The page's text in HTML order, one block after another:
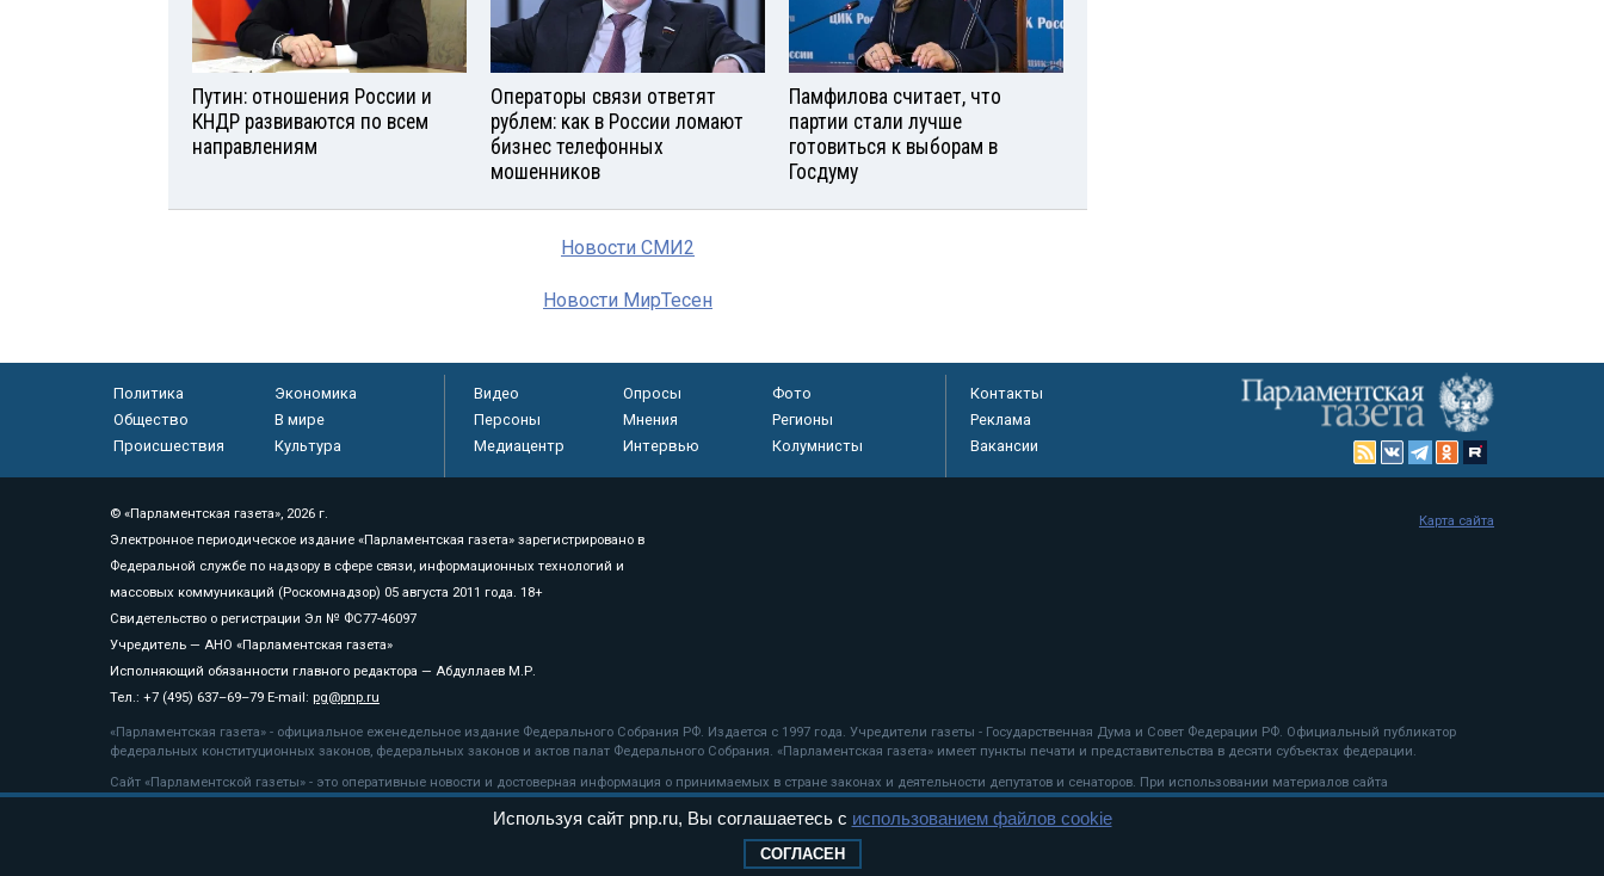
Путин: отношения России и
КНДР развиваются по всем
направлениям
Операторы связи ответят
рублем: как в России ломают
бизнес телефонных
мошенников
Памфилова считает, что
партии стали лучше
готовиться к выборам в
Госдуму
Новости СМИ2
Новости МирТесен
Политика
Экономика
Общество
В мире
Происшествия
Культура
Видео Опросы
Фото
Персоны
Мнения
Регионы
Медиацентр
Интервью Колумнисты
Контакты
Реклама
Вакансии
© «Парламентская газета», 2026 г.
Электронное периодическое издание «Парламентская газета» зарегистрировано в
Федеральной службе по надзору в сфере связи, информационных технологий и
массовых коммуникаций (Роскомнадзор) 05 августа 2011 года. 18+
Свидетельство о регистрации Эл № ФС77-46097
Учредитель — АНО «Парламентская газета»
Исполняющий обязанности главного редактора — Абдуллаев М.Р.
Тел.: +7 (495) 637–69–79 E-mail: pg@pnp.ru
«Парламентская газета» - официальное еженедельное издание Федерального Собрания РФ. Издается с 1997 года. Учредители газеты - Государственная Дума и Совет Федерации РФ. Официальный публикатор
федеральных конституционных законов, федеральных законов и актов палат Федерального Собрания. «Парламентская газета» имеет пункты печати и представительства в десяти субъектах федерации.
Сайт «Парламентской газеты» - это оперативные новости и достоверная информация о принимаемых в стране законах и деятельности депутатов и сенаторов. При использовании материалов сайта
«Парламентской газеты» активная ссылка на pnp.ru обязательна.
рекомендательные технологии
Карта сайта
Используя сайт pnp.ru, Вы соглашаетесь с использованием файлов cookie
СОГЛАСЕН